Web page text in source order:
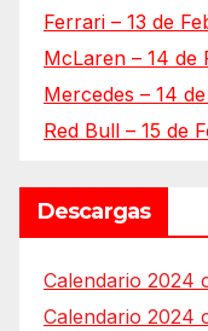
Ferrari – 13 de
McLaren – 14 de
Mercedes – 14
Red Bull – 15 de
Descargas
Calendario 2024
Calendario 2024